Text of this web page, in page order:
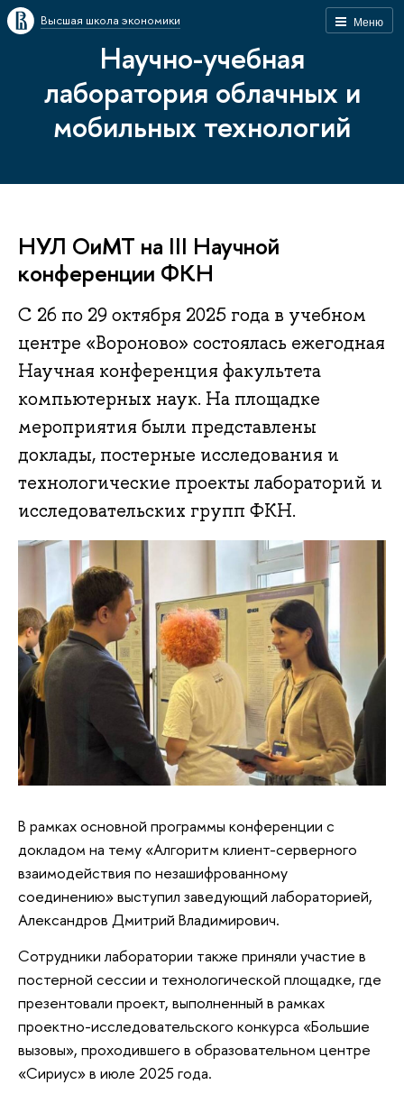
Меню
Высшая школа экономики
Научно-учебная
лаборатория облачных и
мобильных технологий
НУЛ ОиМТ на III Научной
конференции ФКН
С 26 по 29 октября 2025 года в учебном
центре «Вороново» состоялась ежегодная
Научная конференция факультета
компьютерных наук. На площадке
мероприятия были представлены
доклады, постерные исследования и
технологические проекты лабораторий и
исследовательских групп ФКН.
В рамках основной программы конференции с
докладом на тему «Алгоритм клиент-серверного
взаимодействия по незашифрованному
соединению» выступил заведующий лабораторией,
Александров Дмитрий Владимирович.
Сотрудники лаборатории также приняли участие в
постерной сессии и технологической площадке, где
презентовали проект, выполненный в рамках
проектно-исследовательского конкурса «Большие
вызовы», проходившего в образовательном центре
«Сириус» в июле 2025 года.